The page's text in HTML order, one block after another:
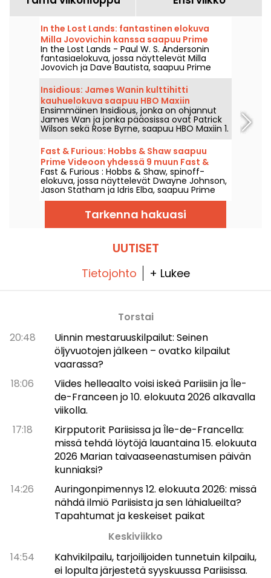
In the Lost Lands: fantastinen elokuva
Milla Jovovichin kanssa saapuu Prime
Videoon
In the Lost Lands - Paul W. S. Andersonin
fantasiaelokuva, jossa näyttelevät Milla
Jovovich ja Dave Bautista, saapuu Prime
Videoon 7. elokuuta 2026.
Insidious: James Wanin kulttihitti
kauhuelokuva saapuu HBO Maxiin
Ensimmäinen Insidious, jonka on ohjannut
James Wan ja jonka pääosissa ovat Patrick
Wilson sekä Rose Byrne, saapuu HBO Maxiin 1.
elokuuta 2026.
Fast & Furious: Hobbs & Shaw saapuu
Prime Videoon yhdessä 9 muun Fast &
Furious -elokuvan kanssa
Fast & Furious : Hobbs & Shaw, spinoff-
elokuva, jossa näyttelevät Dwayne Johnson,
Jason Statham ja Idris Elba, saapuu Prime
Videoon 1. elokuuta 2026.
Tarkenna hakuasi
UUTISET
Tietojohto + Lukee
Torstai
20:48
Uinnin mestaruuskilpailut: Seinen
öljyvuotojen jälkeen – ovatko kilpailut
vaarassa?
18:06
Viides helleaalto voisi iskeä Pariisiin ja Île-
de-Franceen jo 10. elokuuta 2026 alkavalla
viikolla.
17:18
Kirpputorit Pariisissa ja Île-de-Francella:
missä tehdä löytöjä lauantaina 15. elokuuta
2026 Marian taivaaseenastumisen päivän
kunniaksi?
14:26
Auringonpimennys 12. elokuuta 2026: missä
nähdä ilmiö Pariisista ja sen lähialueilta?
Tapahtumat ja keskeiset paikat
Keskiviikko
14:54
Kahvikilpailu, tarjoilijoiden tunnetuin kilpailu,
ei lopulta järjestetä syyskuussa Pariisissa.